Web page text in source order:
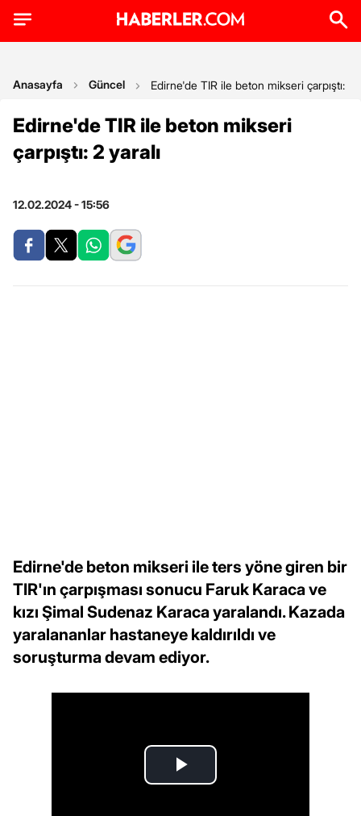
Anasayfa Güncel Edirne'de TIR ile beton mikseri çarpıştı: 2
Edirne'de TIR ile beton mikseri
çarpıştı: 2 yaralı
12.02.2024 - 15:56
Edirne'de beton mikseri ile ters yöne giren bir
TIR'ın çarpışması sonucu Faruk Karaca ve
kızı Şimal Sudenaz Karaca yaralandı. Kazada
yaralananlar hastaneye kaldırıldı ve
soruşturma devam ediyor.